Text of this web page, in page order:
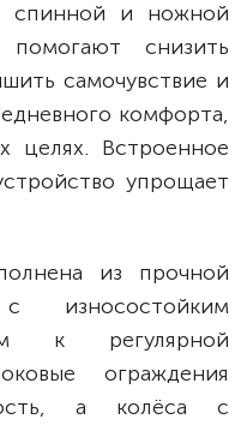
спинной и ножной
снизить
самочувствие и
комфорта,
целях. Встроенное
упрощает
из прочной
износостойким
к регулярной
ограждения
а колёса с